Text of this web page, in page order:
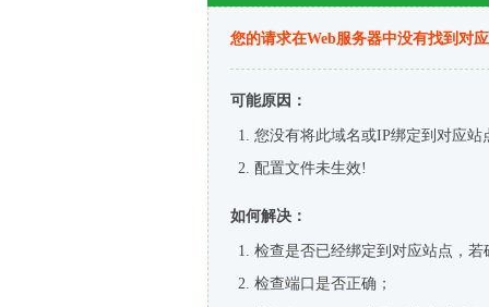
您的请求在Web服务器中没有找到对
可能原因：
您没有将此域名或IP绑定到对应站
配置文件未生效!
如何解决：
检查是否已经绑定到对应站点，
检查端口是否正确；